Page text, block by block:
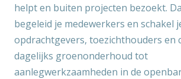
helpt en buiten projecten bezoekt.
begeleid je medewerkers en schakel
opdrachtgevers, toezichthouders en
dagelijks groenonderhoud tot
aanlegwerkzaamheden in de